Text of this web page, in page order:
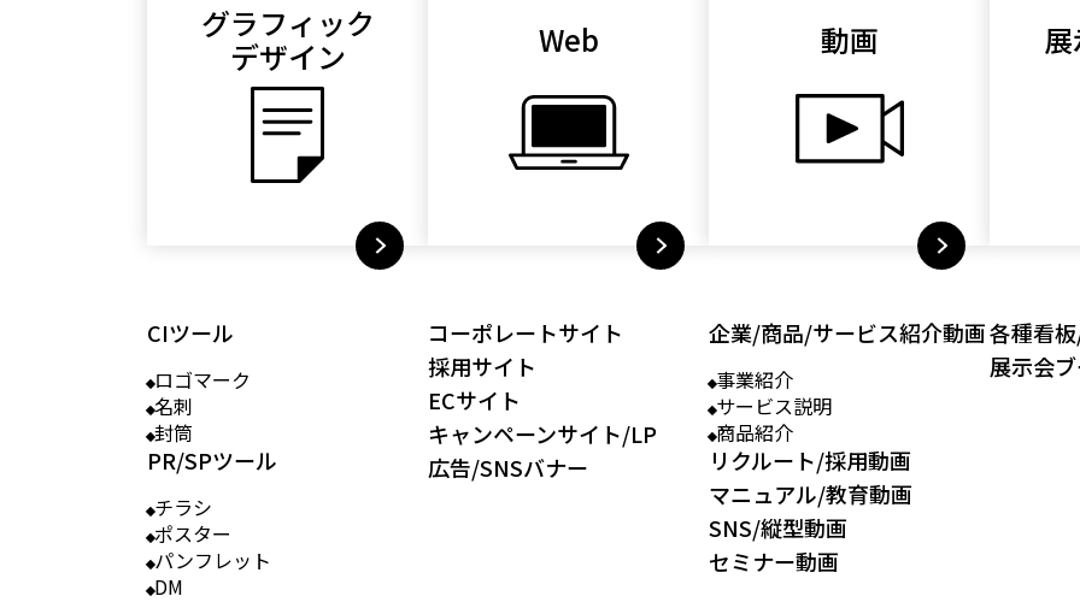
グラフィック
デザイン
CIツール
ロゴマーク
名刺
封筒
PR/SPツール
チラシ
ポスター
パンフレット
DM
Web
コーポレートサイト
採用サイト
ECサイト
キャンペーンサイト/LP
広告/SNSバナー
動画
企業/商品/サービス紹介動画
事業紹介
サービス説明
商品紹介
リクルート/採用動画
マニュアル/教育動画
SNS/縦型動画
セミナー動画
各種看
展示会